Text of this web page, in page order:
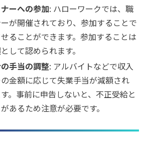
ーへの参加: ハローワークでは、職
が開催されており、参加することで
ることができます。参加することは
して認められます。
手当の調整: アルバイトなどで収入
金額に応じて失業手当が減額され
。事前に申告しないと、不正受給と
あるため注意が必要です。